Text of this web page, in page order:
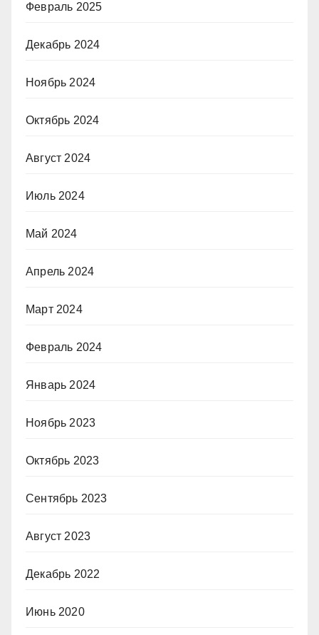
Февраль 2025
Декабрь 2024
Ноябрь 2024
Октябрь 2024
Август 2024
Июль 2024
Май 2024
Апрель 2024
Март 2024
Февраль 2024
Январь 2024
Ноябрь 2023
Октябрь 2023
Сентябрь 2023
Август 2023
Декабрь 2022
Июнь 2020